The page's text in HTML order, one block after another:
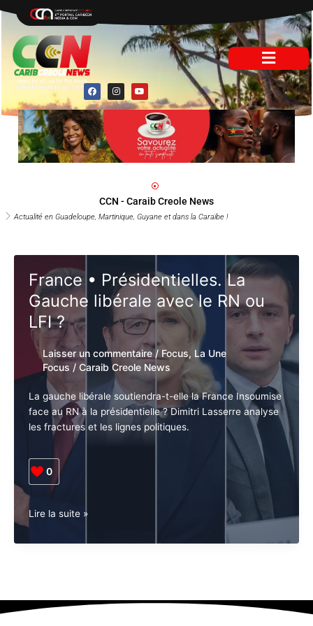
contenu
F
a
c
e
b
o
o
k
I
n
s
t
m
Y
o
u
t
b
e
Actualité en Guadeloupe, Martinique, Guyane et dans la Caraïbe !
CCN - Caraib Creole News
France • Présidentielles. La
Gauche libérale avec le RN ou
LFI ?
Laisser un commentaire / Focus, La Une
Focus / Caraib Creole News
La gauche libérale soutiendra-t-elle la France Insoumise
face au RN à la présidentielle ? Dimitri Lasserre analyse
les fractures et les lignes politiques.
0
France
•
Présidentielles.
avec
Lire la suite »